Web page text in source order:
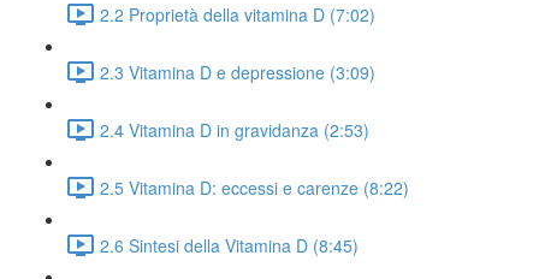
2.2 Proprietà della vitamina D (7:02)
2.3 Vitamina D e depressione (3:09)
2.4 Vitamina D in gravidanza (2:53)
2.5 Vitamina D: eccessi e carenze (8:22)
2.6 Sintesi della Vitamina D (8:45)